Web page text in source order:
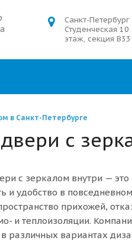
Санкт-Петербург
Студенческая 10
этаж, секция В33
в Санкт-Петербурге
с
с зеркалом внутри —
и удобство в
прихожей,
и теплоизоляции.
в различных вариантах